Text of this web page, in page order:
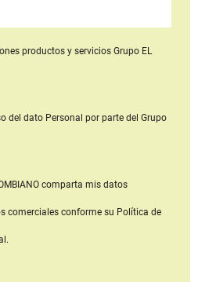
productos y serviciosGrupo EL
del dato Personal por parte del Grupo
comparta mis datos
comerciales conforme su Política de